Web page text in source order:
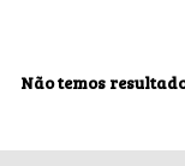
Não temos